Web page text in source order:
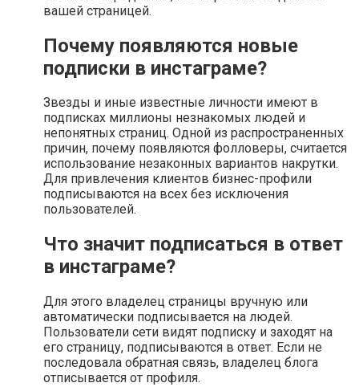
вашей страницей.
Почему появляются новые
подписки в инстаграме?
Звезды и иные известные личности имеют в
подписках миллионы незнакомых людей и
непонятных страниц. Одной из распространенных
причин, почему появляются фолловеры, считается
использование незаконных вариантов накрутки.
Для привлечения клиентов бизнес-профили
подписываются на всех без исключения
пользователей.
Что значит подписаться в ответ
в инстаграме?
Для этого владелец страницы вручную или
автоматически подписывается на людей.
Пользователи сети видят подписку и заходят на
его страницу, подписываются в ответ. Если не
последовала обратная связь, владелец блога
отписывается от профиля.